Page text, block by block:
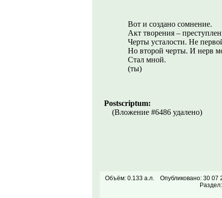
Вот и создано сомнение.
Акт творения –
Черты усталости. Не
Но второй черты. И нерв
Стал мной.
(ты)
Postscriptum:
(Вложение #6486 удалено)
Объём: 0.133 а.л.
Опубликовано: 30 07